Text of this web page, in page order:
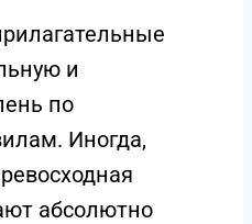
и
по
Иногда,
абсолютно